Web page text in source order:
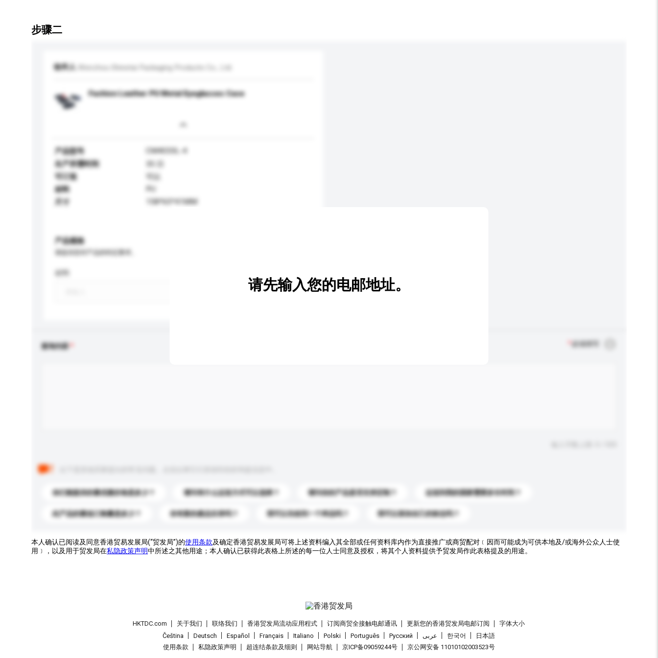
步骤二
收件人 Wenzhou Shinetai Packaging Products Co., Ltd.
Fashion Leather PU Metal Eyeglasses Case
产品型号
CM4033L-4
生产所需时间
可订造
可以
材料
158*65*41MM
产品规格
新增/删除选项
查询内容 必须填写
你们能提供的最优惠价格是多少？ 请问有什么运送方式可以选择？ 请问你的产品是否支持定制？ 运送到我的国家需要多长时间？
此产品的最低订购量是多少？ 你有新的產品目录吗？ 我可以先收到一个样品吗？ 我可以添加自己的标志吗？
请先输入您的电邮地址。
本人确认已阅读及同意香港贸易发展局(“贸发局”)的使用条款及确定香港贸易发展局可将上述资料编入其全部或任何资料库内作为直接推广或商贸配对﹝因而可能成为可供本地及/或海外公众人士使
用﹞，以及用于贸发局在私隐政策声明中所述之其他用途；本人确认已获得此表格上所述的每一位人士同意及授权，将其个人资料提供予贸发局作此表格提及的用途。
HKTDC.com 关于我们 联络我们 香港贸发局流动应用程式 订阅商贸全接触电邮通讯 更新您的香港贸发局电邮订阅
字体大小
Čeština
Deutsch Español Français Italiano Polski Português Pусский عربى 한국어
日本語
使用条款
私隐政策声明 超连结条款及细则 网站导航 京ICP备09059244号 京公网安备 11010102003523号